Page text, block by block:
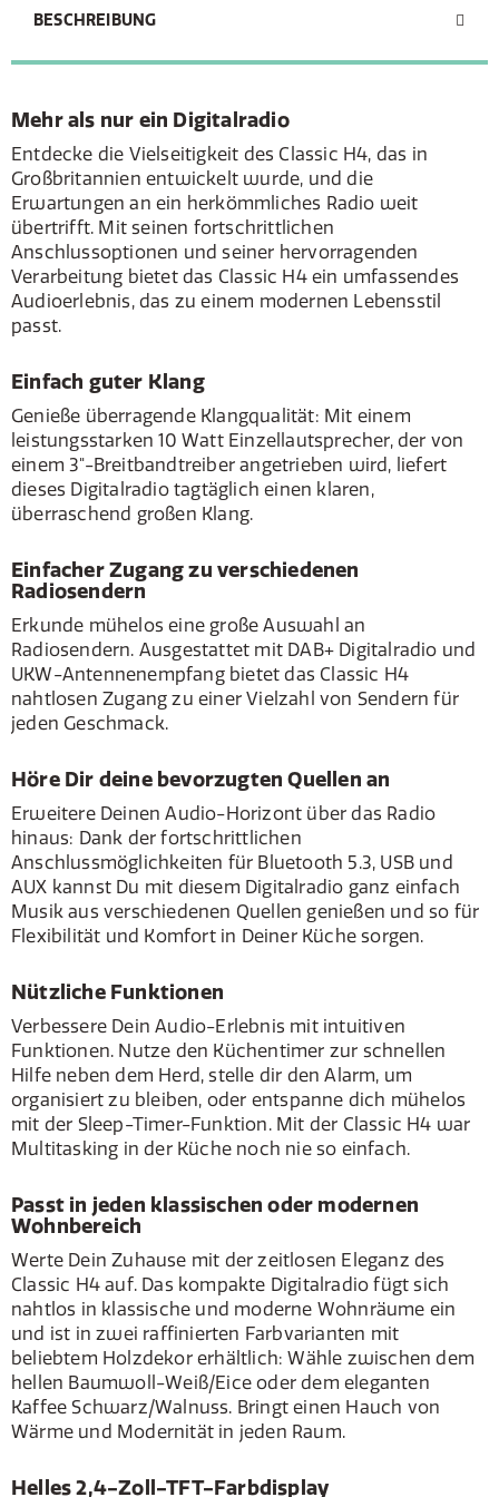
BESCHREIBUNG
Mehr als nur ein Digitalradio
Entdecke die Vielseitigkeit des Classic H4, das in
Großbritannien entwickelt wurde, und die
Erwartungen an ein herkömmliches Radio weit
übertrifft. Mit seinen fortschrittlichen
Anschlussoptionen und seiner hervorragenden
Verarbeitung bietet das Classic H4 ein umfassendes
Audioerlebnis, das zu einem modernen Lebensstil
passt.
Einfach guter Klang
Genieße überragende Klangqualität: Mit einem
leistungsstarken 10 Watt Einzellautsprecher, der von
einem 3"-Breitbandtreiber angetrieben wird, liefert
dieses Digitalradio tagtäglich einen klaren,
überraschend großen Klang.
Einfacher Zugang zu verschiedenen
Radiosendern
Erkunde mühelos eine große Auswahl an
Radiosendern. Ausgestattet mit DAB+ Digitalradio und
UKW-Antennenempfang bietet das Classic H4
nahtlosen Zugang zu einer Vielzahl von Sendern für
jeden Geschmack.
Höre Dir deine bevorzugten Quellen an
Erweitere Deinen Audio-Horizont über das Radio
hinaus: Dank der fortschrittlichen
Anschlussmöglichkeiten für Bluetooth 5.3, USB und
AUX kannst Du mit diesem Digitalradio ganz einfach
Musik aus verschiedenen Quellen genießen und so für
Flexibilität und Komfort in Deiner Küche sorgen.
Nützliche Funktionen
Verbessere Dein Audio-Erlebnis mit intuitiven
Funktionen. Nutze den Küchentimer zur schnellen
Hilfe neben dem Herd, stelle dir den Alarm, um
organisiert zu bleiben, oder entspanne dich mühelos
mit der Sleep-Timer-Funktion. Mit der Classic H4 war
Multitasking in der Küche noch nie so einfach.
Passt in jeden klassischen oder modernen
Wohnbereich
Werte Dein Zuhause mit der zeitlosen Eleganz des
Classic H4 auf. Das kompakte Digitalradio fügt sich
nahtlos in klassische und moderne Wohnräume ein
und ist in zwei raffinierten Farbvarianten mit
beliebtem Holzdekor erhältlich: Wähle zwischen dem
hellen Baumwoll-Weiß/Eice oder dem eleganten
Kaffee Schwarz/Walnuss. Bringt einen Hauch von
Wärme und Modernität in jeden Raum.
Helles 2,4-Zoll-TFT-Farbdisplay